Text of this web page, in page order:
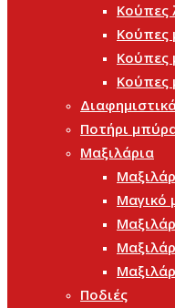
Κούπες
Κούπες
Κούπες
Κούπες
Ποτήρι
Μαξιλάρια
Μαγικό
Ποδιές